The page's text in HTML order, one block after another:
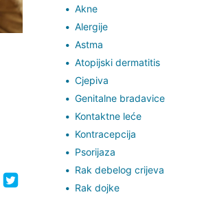
Akne
Alergije
Astma
Atopijski dermatitis
Cjepiva
Genitalne bradavice
Kontaktne leće
Kontracepcija
Psorijaza
Rak debelog crijeva
Rak dojke